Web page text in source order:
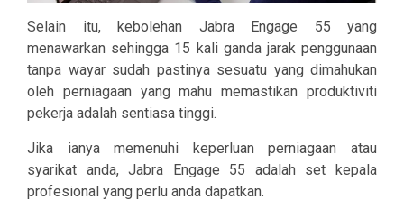
Selain itu, kebolehan Jabra Engage 55 yang
menawarkan sehingga 15 kali ganda jarak penggunaan
tanpa wayar sudah pastinya sesuatu yang dimahukan
oleh perniagaan yang mahu memastikan produktiviti
pekerja adalah sentiasa tinggi.
Jika ianya memenuhi keperluan perniagaan atau
syarikat anda, Jabra Engage 55 adalah set kepala
profesional yang perlu anda dapatkan.